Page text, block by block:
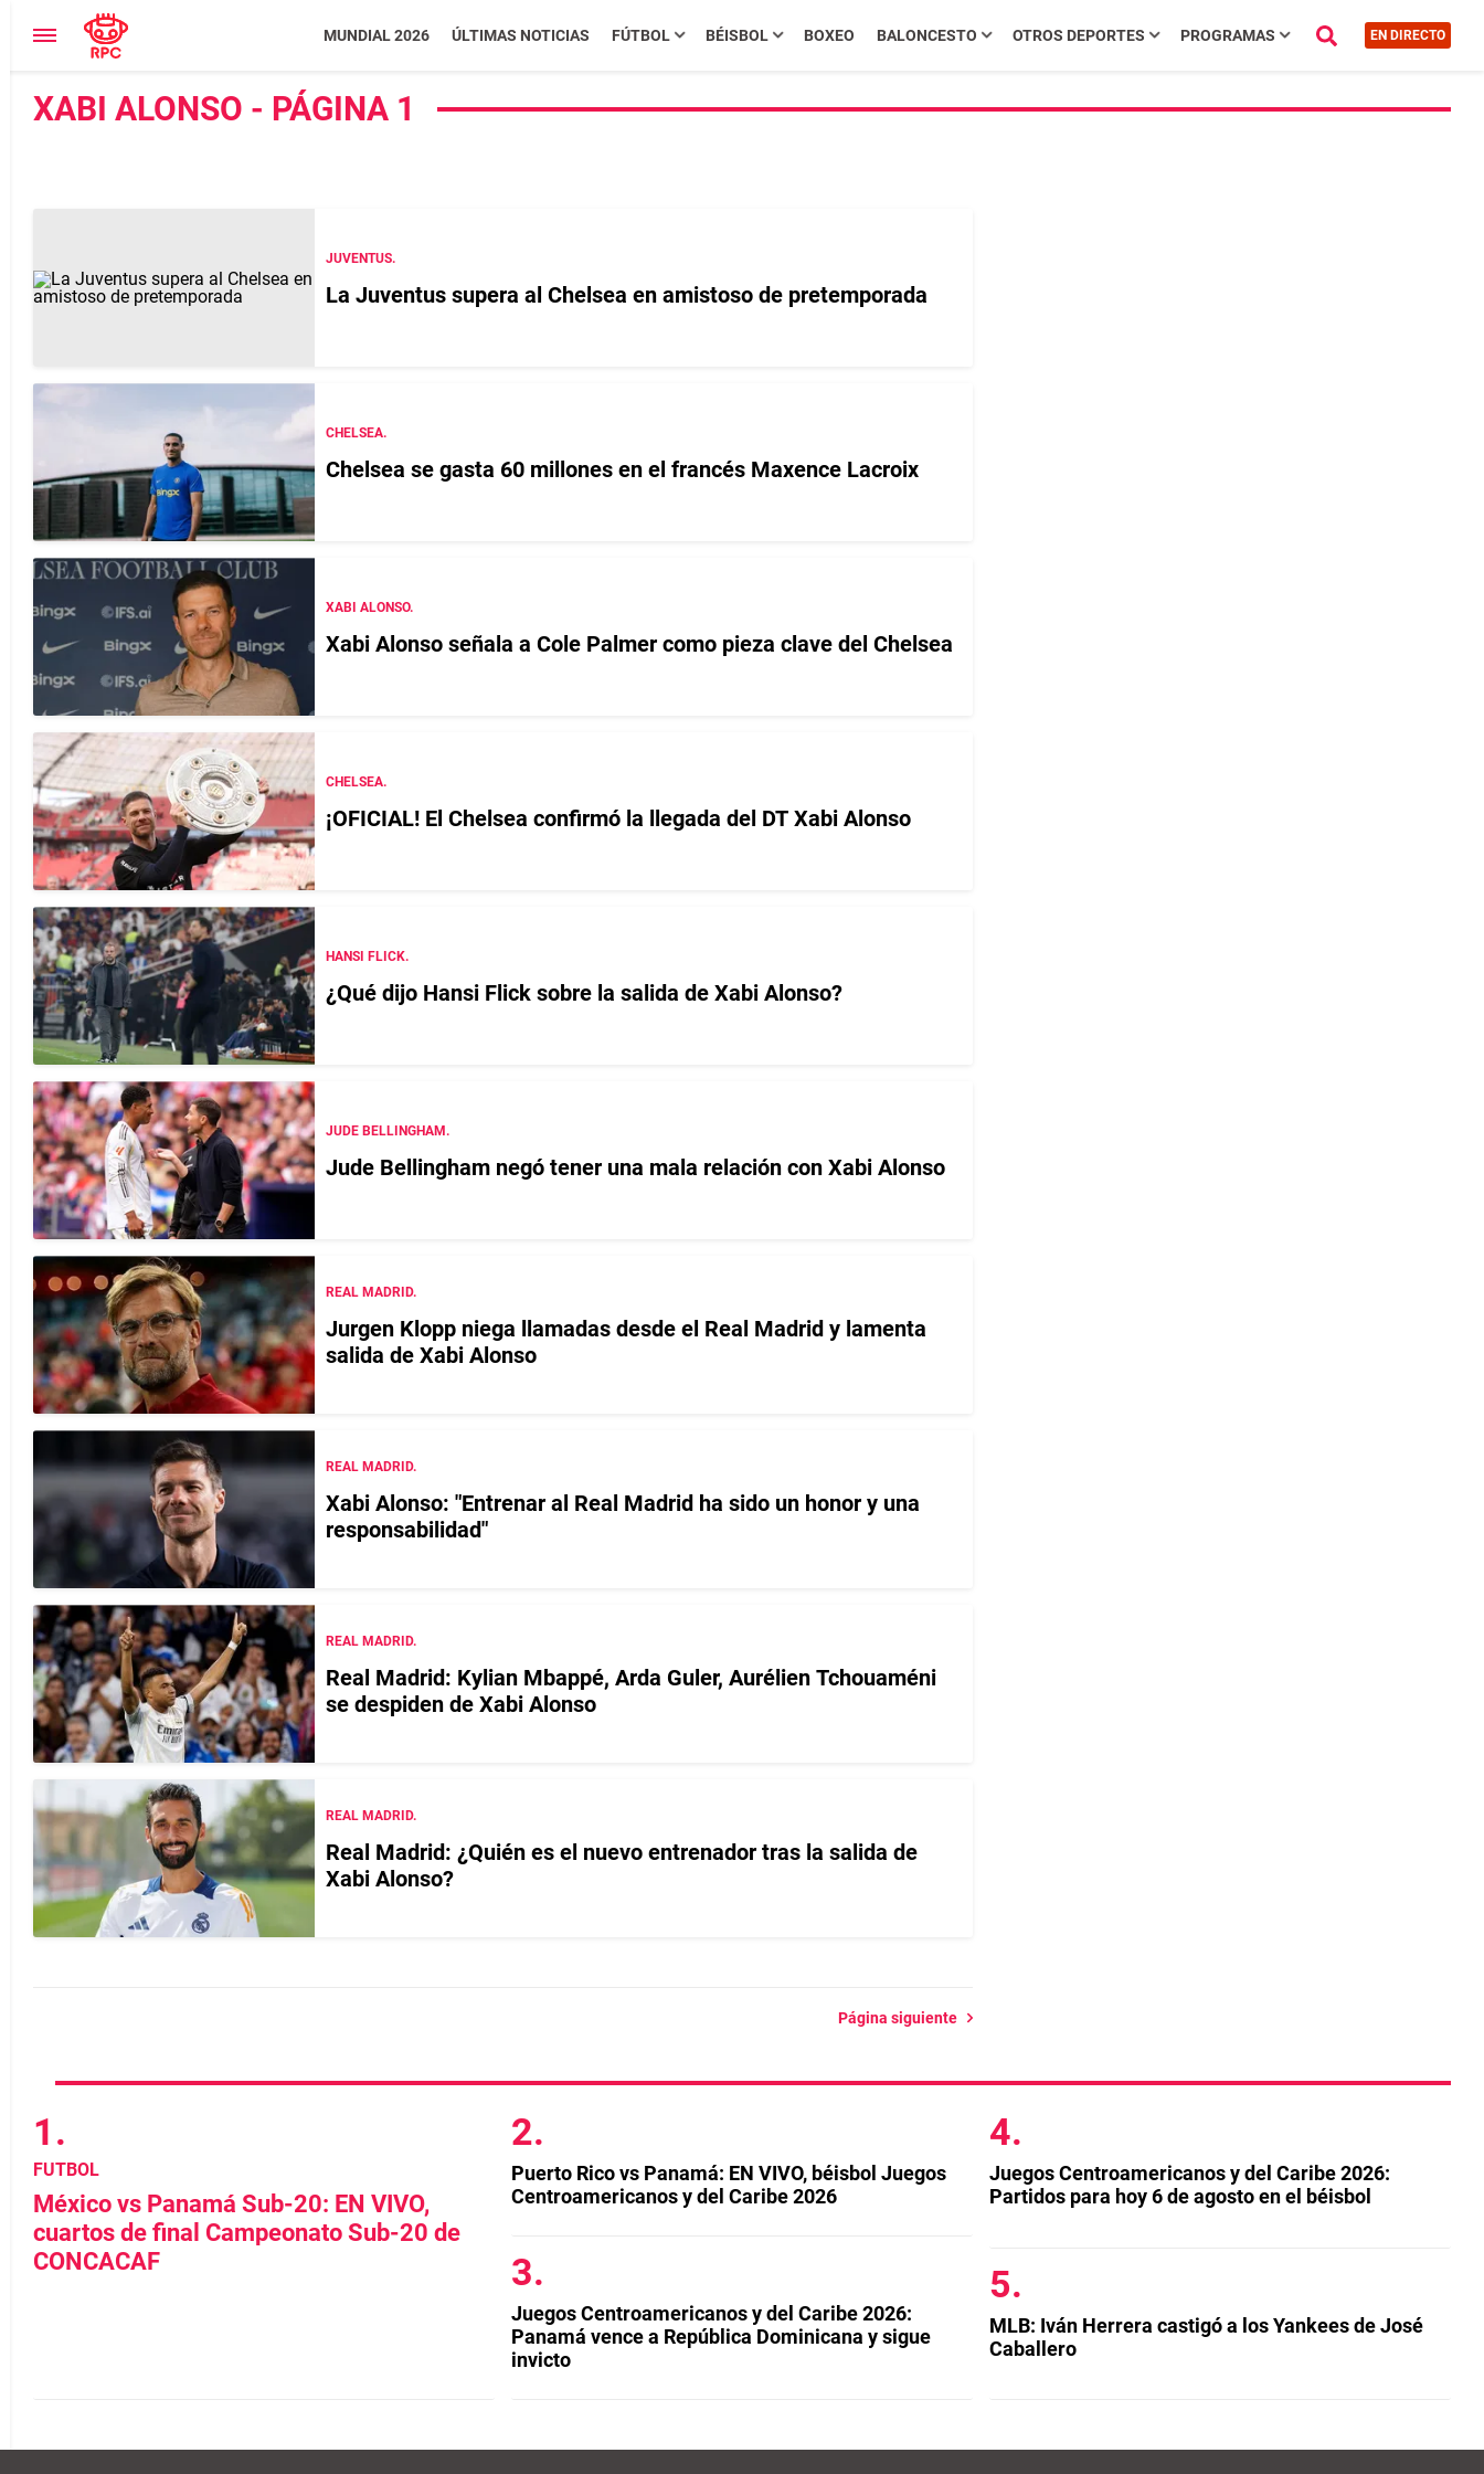
MUNDIAL 2026 ÚLTIMAS NOTICIAS FÚTBOL BÉISBOL BOXEO BALONCESTO OTROS DEPORTES PROGRAMAS EN DIRECTO
XABI ALONSO - PÁGINA 1
JUVENTUS.
La Juventus supera al Chelsea en amistoso de pretemporada
CHELSEA.
Chelsea se gasta 60 millones en el francés Maxence Lacroix
XABI ALONSO.
Xabi Alonso señala a Cole Palmer como pieza clave del Chelsea
CHELSEA.
¡OFICIAL! El Chelsea confirmó la llegada del DT Xabi Alonso
HANSI FLICK.
¿Qué dijo Hansi Flick sobre la salida de Xabi Alonso?
JUDE BELLINGHAM.
Jude Bellingham negó tener una mala relación con Xabi Alonso
REAL MADRID.
Jurgen Klopp niega llamadas desde el Real Madrid y lamenta
salida de Xabi Alonso
REAL MADRID.
Xabi Alonso: "Entrenar al Real Madrid ha sido un honor y una
responsabilidad"
REAL MADRID.
Real Madrid: Kylian Mbappé, Arda Guler, Aurélien Tchouaméni
se despiden de Xabi Alonso
REAL MADRID.
Real Madrid: ¿Quién es el nuevo entrenador tras la salida de
Xabi Alonso?
Página siguiente
FUTBOL
México vs Panamá Sub-20: EN VIVO,
cuartos de final Campeonato Sub-20 de
CONCACAF
Puerto Rico vs Panamá: EN VIVO, béisbol Juegos
Centroamericanos y del Caribe 2026
Juegos Centroamericanos y del Caribe 2026:
Panamá vence a República Dominicana y sigue
invicto
Juegos Centroamericanos y del Caribe 2026:
Partidos para hoy 6 de agosto en el béisbol
MLB: Iván Herrera castigó a los Yankees de José
Caballero